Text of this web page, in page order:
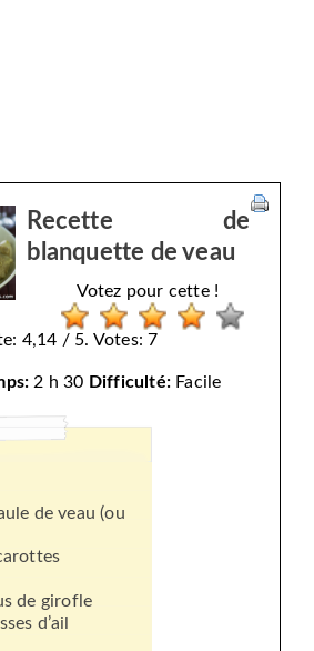
Recette de
blanquette de veau
Votez pour cette !
4,14 / 5. Votes: 7
2 h 30 Difficulté: Facile
de veau (ou
de girofle
d’ail